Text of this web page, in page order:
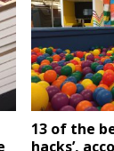
13 of the
hacks’,